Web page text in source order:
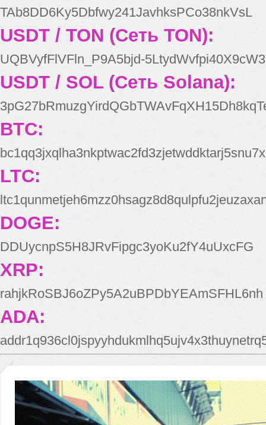
TAb8DD6Ky5Dbfwy241JavhksPCo38nkVsL
USDT / TON (Сеть TON):
UQBVyfFlVFln_P9A5bjd-
USDT / SOL (Сеть Solana):
BTC:
bc1qq3jxqlha3nkptwac2fd3zjetwddktarj5snu7x
LTC:
DOGE:
DDUycnpS5H8JRvFipgc3yoKu2fY4uUxcFG
XRP:
rahjkRoSBJ6oZPy5A2uBPDbYEAmSFHL6nh
ADA: